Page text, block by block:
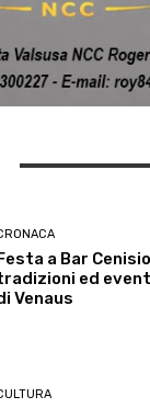
a Bar
ed
Venaus